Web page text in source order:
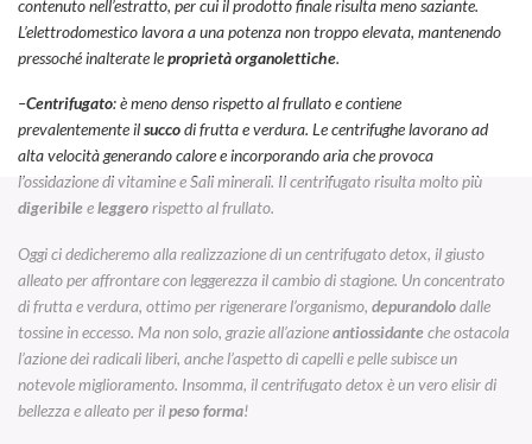
contenuto nell’estratto, per cui il prodotto finale risulta meno saziante.
L’elettrodomestico lavora a una potenza non troppo elevata, mantenendo
pressoché inalterate leproprietà organolettiche.
–Centrifugato: è meno denso rispetto al frullato e contiene
prevalentemente ilsuccodi frutta e verdura. Le centrifughe lavorano ad
alta velocità generando calore e incorporando aria che provoca
l’ossidazione di vitamine e Sali minerali. Il centrifugato risulta molto più
digeribileeleggerorispetto al frullato.
Oggi ci dedicheremo alla realizzazione di un centrifugato detox, il giusto
alleato per affrontare con leggerezza il cambio di stagione. Un concentrato
di frutta e verdura, ottimo per rigenerare l’organismo, depurandolodalle
tossine in eccesso. Ma non solo, grazie all’azioneantiossidanteche ostacola
l’azione dei radicali liberi, anche l’aspetto di capelli e pelle subisce un
notevole miglioramento. Insomma, il centrifugato detox è un vero elisir di
bellezza e alleato per ilpeso forma!